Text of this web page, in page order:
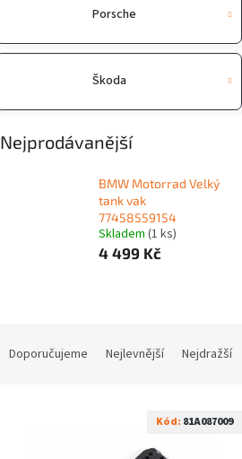
Porsche
Škoda
Nejprodávanější
BMW Motorrad Velký
tank vak
77458559154
Skladem (1 ks)
4 499 Kč
Doporučujeme Nejlevnější Nejdražší
Kód: 81A087009